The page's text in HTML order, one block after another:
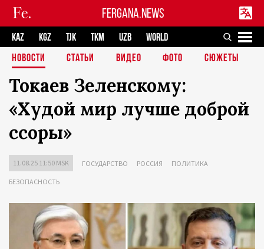
FERGANA.NEWS
KAZ KGZ TJK TKM UZB
WORLD
НОВОСТИ
СТАТЬИ ВИДЕО ФОТО СЮЖЕТЫ
Токаев Зеленскому:
«Худой мир лучше доброй
ссоры»
11.08.25 11:50 MSK ГОСУДАРСТВО РОССИЯ ПОЛИТИКА
БЕЗОПАСНОСТЬ